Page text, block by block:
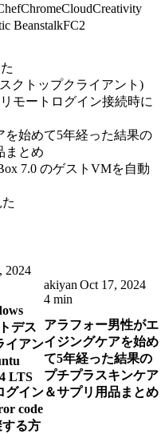
ChromeCloudCreativity
BeanstalkFC2
クトップクライアント)
モートログイン接続時に
始めて5年経った結果の
まとめ
7.0 のゲストVMを自動
2024
デス
イアン
LTS
グイン
code
する方
akiyan Oct 17, 2024
4 min
アラフォー男性がエ
イジングケアを始め
て5年経った結果の
プチプラスキンケア
＆サプリ用品まとめ